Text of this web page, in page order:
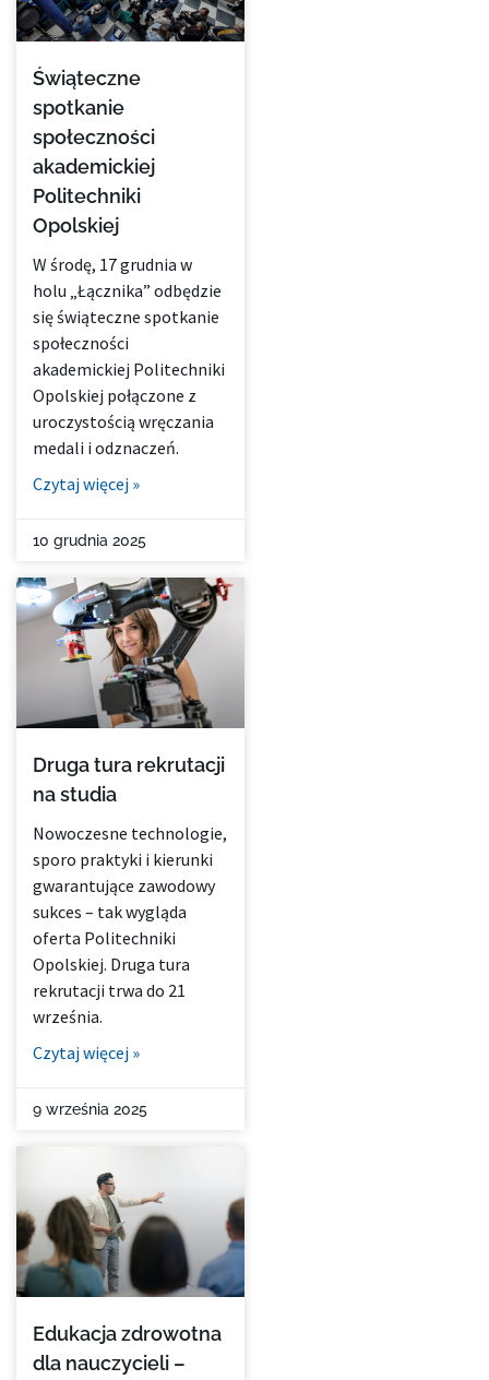
Świąteczne
spotkanie
społeczności
akademickiej
Politechniki
Opolskiej
W środę, 17 grudnia w
holu „Łącznika” odbędzie
się świąteczne spotkanie
społeczności
akademickiej Politechniki
Opolskiej połączone z
uroczystością wręczania
medali i odznaczeń.
Czytaj więcej »
10 grudnia 2025
Druga tura rekrutacji
na studia
Nowoczesne technologie,
sporo praktyki i kierunki
gwarantujące zawodowy
sukces – tak wygląda
oferta Politechniki
Opolskiej. Druga tura
rekrutacji trwa do 21
września.
Czytaj więcej »
9 września 2025
Edukacja zdrowotna
dla nauczycieli –